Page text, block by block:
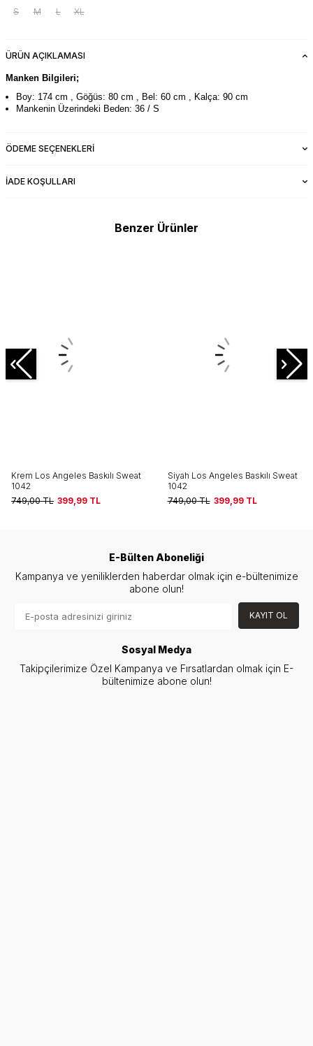
S M L XL
ÜRÜN AÇIKLAMASI
Manken Bilgileri;
Boy: 174 cm , Göğüs: 80 cm , Bel: 60 cm , Kalça: 90 cm
Mankenin Üzerindeki Beden: 36 / S
ÖDEME SEÇENEKLERI
İADE KOŞULLARI
Benzer Ürünler
Krem Los Angeles Baskılı Sweat
1042
749,00TL 399,99 TL
Siyah Los Angeles Baskılı Sweat
1042
749,00TL 399,99TL
E-Bülten Aboneliği
Kampanya ve yeniliklerden haberdar olmak için e-bültenimize
abone olun!
KAYIT OL
Sosyal Medya
Takipçilerimize Özel Kampanya ve Fırsatlardan olmak için E-
bültenimize abone olun!